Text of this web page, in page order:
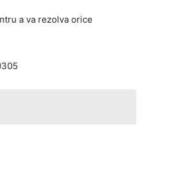
a va rezolva orice